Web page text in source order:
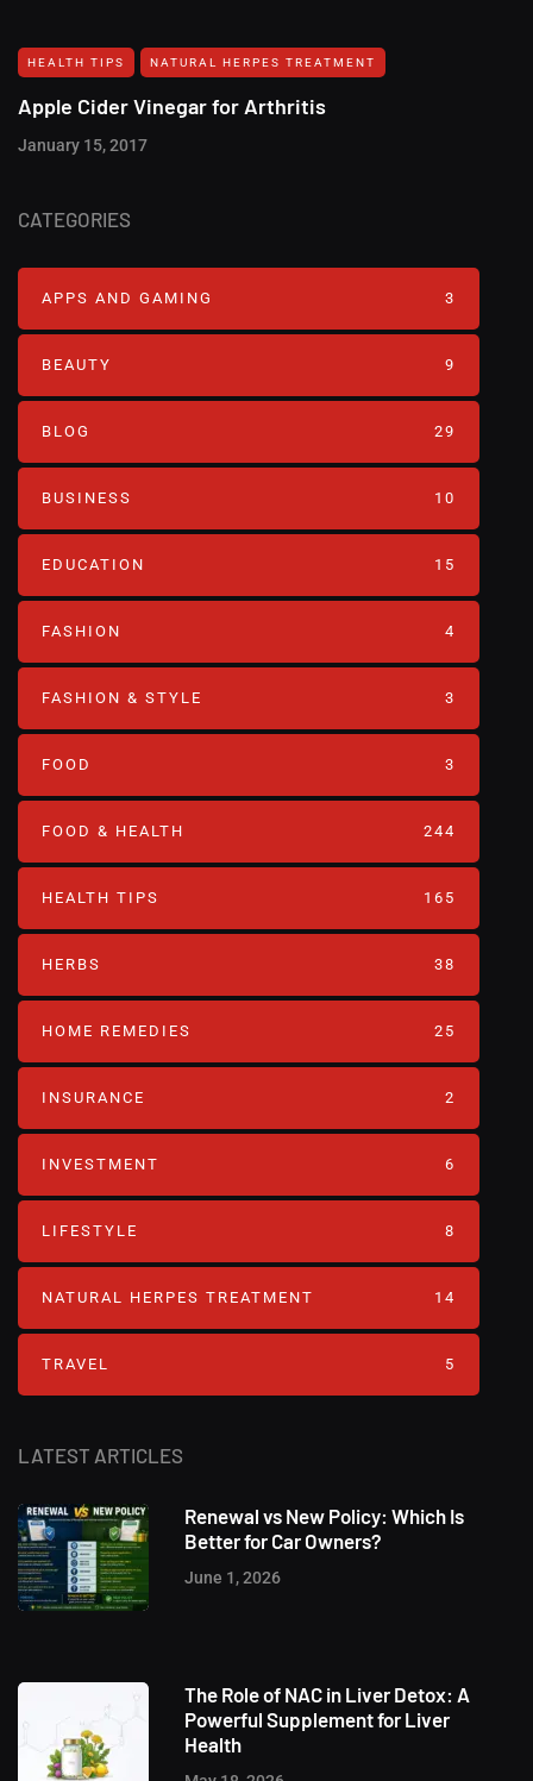
LATEST ARTICLES
Renewal vs New Policy: Which Is
Better for Car Owners?
June 1, 2026
The Role of NAC in Liver Detox: A
Powerful Supplement for Liver
Health
HEALTH TIPS NATURAL HERPES TREATMENT‎
Apple Cider Vinegar for Arthritis
January 15, 2017
CATEGORIES
APPS AND GAMING 3
BEAUTY 9
BLOG 29
BUSINESS 10
EDUCATION 15
FASHION 4
FASHION & STYLE 3
FOOD 3
FOOD & HEALTH 244
HEALTH TIPS 165
HERBS 38
HOME REMEDIES 25
INSURANCE 2
INVESTMENT 6
LIFESTYLE 8
NATURAL HERPES TREATMENT‎ 14
TRAVEL 5